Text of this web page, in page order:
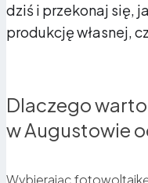
dziś i przekonaj się,
produkcję własnej,
Dlaczego
w Augustowie
Wybierając